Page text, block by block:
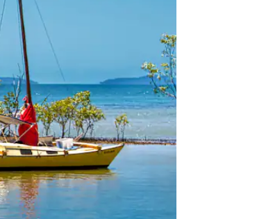
dolje, kao i dodirom ili prelaskom prstom po zaslonu.